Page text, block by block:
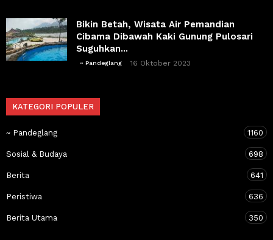
Bikin Betah, Wisata Air Pemandian
Cibama Dibawah Kaki Gunung Pulosari
Suguhkan...
~ Pandeglang 16 Oktober 2023
KATEGORI POPULER
~ Pandeglang 1160
Sosial & Budaya 698
Berita 641
Peristiwa 636
Berita Utama 350